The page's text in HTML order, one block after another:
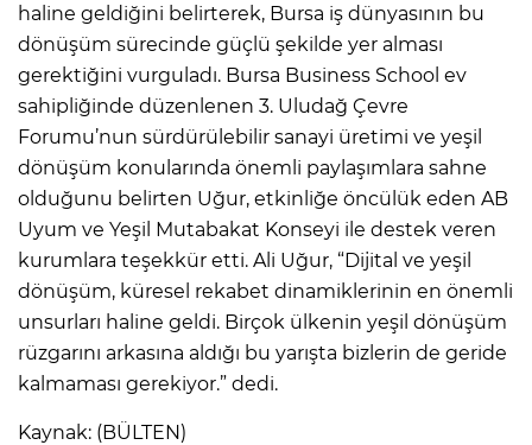
haline geldiğini belirterek, Bursa iş dünyasının bu
dönüşüm sürecinde güçlü şekilde yer alması
gerektiğini vurguladı. Bursa Business School ev
sahipliğinde düzenlenen 3. Uludağ Çevre
Forumu’nun sürdürülebilir sanayi üretimi ve yeşil
dönüşüm konularında önemli paylaşımlara sahne
olduğunu belirten Uğur, etkinliğe öncülük eden AB
Uyum ve Yeşil Mutabakat Konseyi ile destek veren
kurumlara teşekkür etti. Ali Uğur, “Dijital ve yeşil
dönüşüm, küresel rekabet dinamiklerinin en önemli
unsurları haline geldi. Birçok ülkenin yeşil dönüşüm
rüzgarını arkasına aldığı bu yarışta bizlerin de geride
kalmaması gerekiyor.” dedi.
Kaynak: (BÜLTEN)